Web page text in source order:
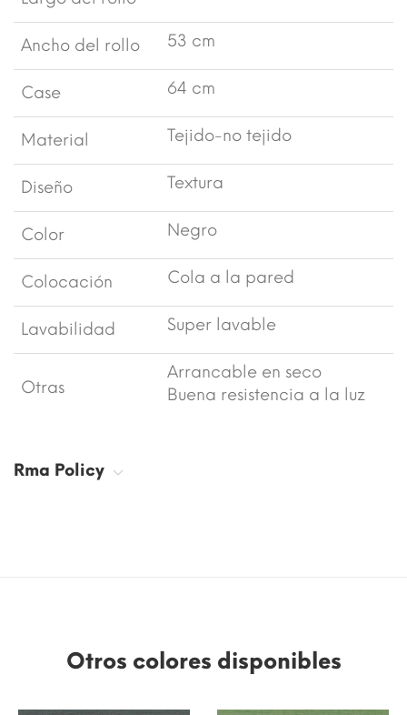
Ancho del rollo 53 cm
Case 64 cm
Material Tejido-no tejido
Diseño Textura
Color Negro
Colocación Cola a la pared
Lavabilidad Super lavable
Otras
Arrancable en seco
Buena resistencia a la luz
Rma Policy
Otros colores disponibles